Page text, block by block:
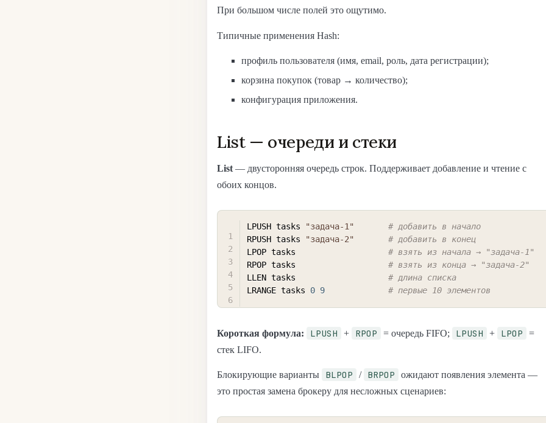
При большом числе полей это ощутимо.
Типичные применения Hash:
профиль пользователя (имя, email, роль, дата регистрации);
корзина покупок (товар → количество);
конфигурация приложения.
List — очереди и стеки
List — двусторонняя очередь строк. Поддерживает добавление и чтение с
обоих концов.
LPUSH tasks "задача-1"
# добавить в начало
RPUSH tasks
"задача-2"
# добавить в конец
LPOP tasks # взять из начала → "задача-1"
RPOP tasks # взять из конца → "задача-2"
LLEN tasks # длина списка
LRANGE tasks 0 9 # первые 10 элементов
Короткая формула: LPUSH + RPOP = очередь FIFO; LPUSH + LPOP
=
стек LIFO.
Блокирующие варианты BLPOP / BRPOP
ожидают появления элемента —
это простая замена брокеру для несложных сценариев: